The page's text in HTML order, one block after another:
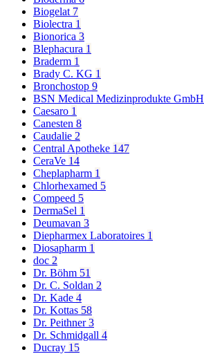
Biogelat 7
Biolectra 1
Bionorica 3
Blephacura 1
Braderm 1
Brady C. KG 1
Bronchostop 9
BSN Medical Medizinprodukte GmbH
Caesaro 1
Canesten 8
Caudalie 2
Central Apotheke 147
CeraVe 14
Cheplapharm 1
Chlorhexamed 5
Compeed 5
DermaSel 1
Deumavan 3
Diepharmex Laboratoires 1
Diosapharm 1
doc 2
Dr. Böhm 51
Dr. C. Soldan 2
Dr. Kade 4
Dr. Kottas 58
Dr. Peithner3
Dr. Schmidgall 4
Ducray 15